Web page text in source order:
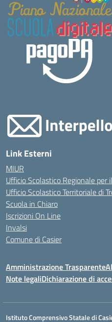
Link Esterni
MIUR
Ufficio Scolastico Regionale per
Ufficio Scolastico Territoriale di
Scuola in Chiaro
Iscrizioni On Line
Invalsi
Comune di Casier
Amministrazione Trasparente
Note legaliDichiarazione di
Istituto Comprensivo Statale di